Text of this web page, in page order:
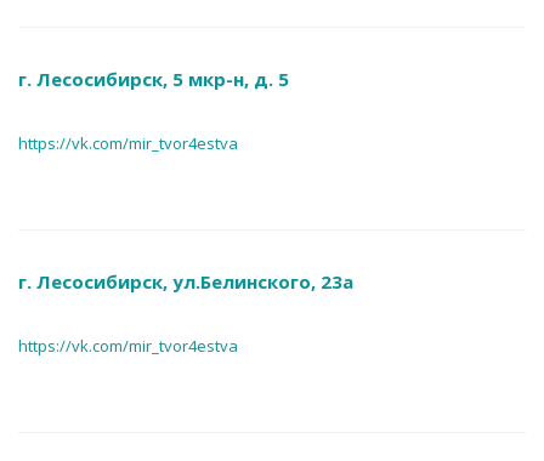
г. Лесосибирск, 5 мкр-н, д. 5
https://vk.com/mir_tvor4estva
г. Лесосибирск, ул.Белинского, 23а
https://vk.com/mir_tvor4estva